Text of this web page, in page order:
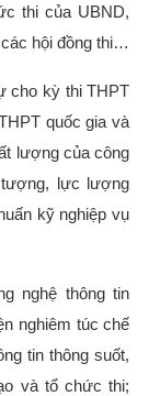
thi của UBND,
hội đồng thi…
cho kỳ thi THPT
quốc gia và
lượng của công
lực lượng
kỹ nghiệp vụ
nghệ thông tin
nghiêm túc chế
tin thông suốt,
và tổ chức thi;